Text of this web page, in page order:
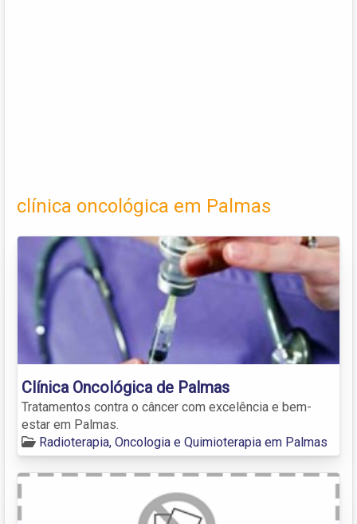
clínica oncológica em Palmas
Clínica Oncológica de Palmas
Tratamentos contra o câncer com excelência e bem-
estar em Palmas.
Radioterapia, Oncologia e Quimioterapia em Palmas